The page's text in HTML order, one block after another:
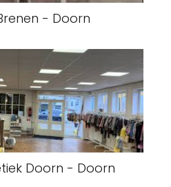
- Doorn
Doorn - Doorn